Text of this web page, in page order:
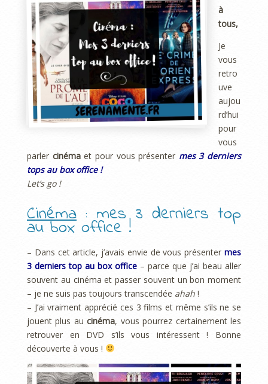
à
tous,
Je
vous
retro
uve
aujou
rd’hui
pour
vous
parler cinémaet pour vous présenter mes 3 derniers
tops au box office !
Let’s go !
Cinéma : mes 3 derniers top
au box office !
– Dans cet article, j’avais envie de vous présenter mes
3 derniers top au box office – parce que j’ai beau aller
souvent au cinéma et passer souvent un bon moment
– je ne suis pas toujours transcendée ahah !
– J’ai vraiment apprécié ces 3 films et même s’ils ne se
jouent plus au cinéma, vous pourrez certainement les
retrouver en DVD s’ils vous intéressent ! Bonne
découverte à vous !